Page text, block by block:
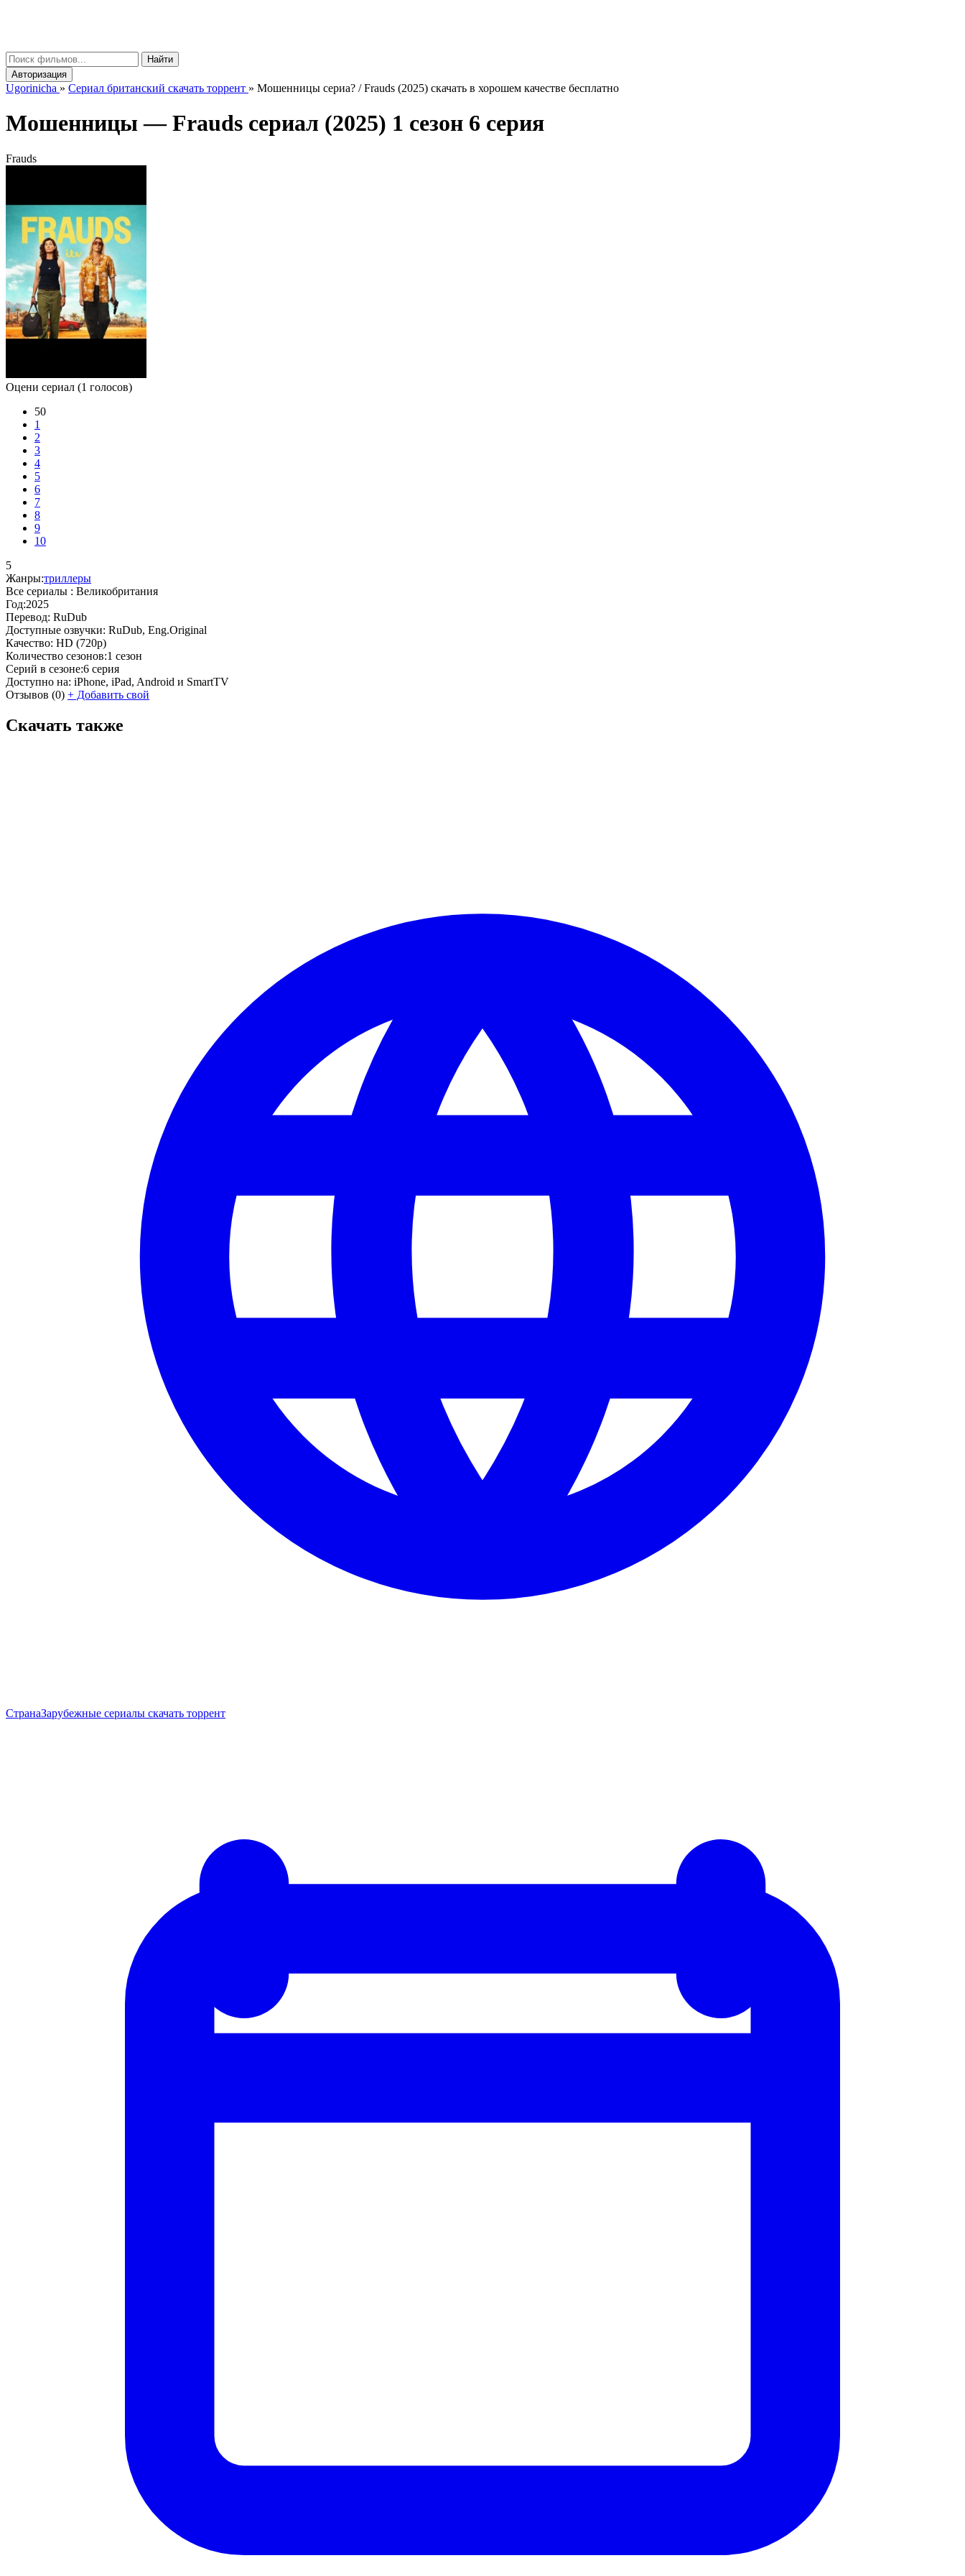
Найти
Авторизация
Ugorinicha » Сериал британский скачать торрент » Мошенницы сериа? / Frauds (2025) скачать в хорошем качестве бесплатно
Мошенницы —Frauds сериал (2025) 1 сезон 6 серия
Frauds
Оцени сериал (1 голосов)
50
1
2
3
4
5
6
7
8
9
10
5
Жанры:триллеры
Все сериалы : Великобритания
Год:2025
Перевод: RuDub
Доступные озвучки: RuDub, Eng.Original
Качество: HD (720p)
Количество сезонов:1 сезон
Серий в сезоне:6 серия
Доступно на: iPhone, iPad, Android и SmartTV
Отзывов (0) + Добавить свой
Скачать также
СтранаЗарубежные сериалы скачать торрент